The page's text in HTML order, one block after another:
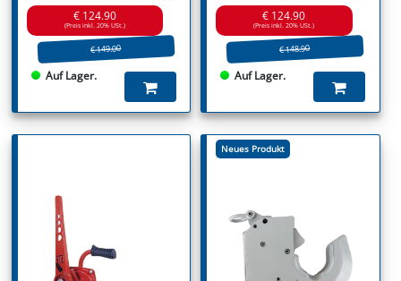
€ 124.90
(Preis inkl. 20% USt.)
€ 149.00
Auf Lager.
€ 124.90
(Preis inkl. 20% USt.)
€ 148.90
Auf Lager.
Neues Produkt